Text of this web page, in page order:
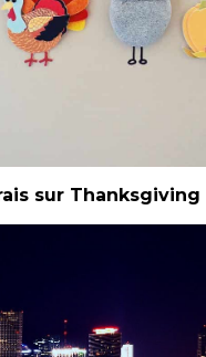
sur Thanksgiving